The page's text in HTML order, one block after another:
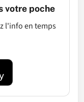
votre poche
l'info en temps